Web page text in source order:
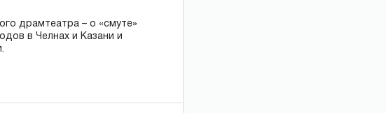
драмтеатра – о «смуте»
в Челнах и Казани и